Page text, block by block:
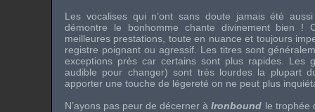
Les vocalises qui n’ont sans doute jamais été
démontre le bonhomme chante divinement bien !
meilleures prestations, toute en nuance et toujours
registre poignant ou agressif. Les titres sont
exceptions près car certains sont plus rapides. Les
audible pour changer) sont très lourdes la plupart
apporter une touche de légereté on ne peut plus
N’ayons pas peur de décerner àIronbound le trophée